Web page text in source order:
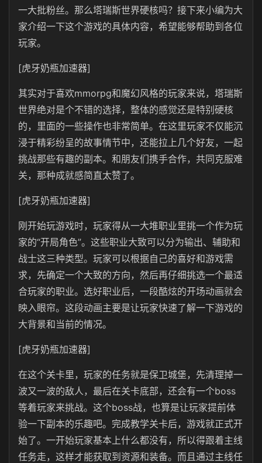
一大批粉丝。那么塔瑞斯世界硬核吗？接下来小编为大
家介绍一下这个游戏的具体内容，希望能够帮助到各位
玩家。
[虎牙奶瓶加速器]
其实对于喜欢mmorpg和魔幻风格的玩家来说，塔瑞斯
世界绝对是个不错的选择，整体的感觉还是特别硬核
的，里面的一些操作也非常简单。在这里玩家不仅能沉
浸于精彩纷呈的故事情节中，还能拉上几个好友，一起
挑战那些有趣的副本。和朋友们携手合作，共同克服难
关，那种成就感简直太赞了。
[虎牙奶瓶加速器]
刚开始玩游戏时，玩家得从一大堆职业里挑一个作为玩
家的“开局角色”。这些职业大致可以分为输出、辅助和
战士这三种类型。玩家可以根据自己的喜好和游戏需
求，先确定一个大致的方向，然后再仔细挑选一个最适
合玩家的职业。选好职业后，一段酷炫的开场动画就会
映入眼帘。这段动画主要是让玩家快速了解一下游戏的
大背景和当前的情况。
[虎牙奶瓶加速器]
在这个关卡里，玩家的任务就是保卫城堡，先清理掉一
波又一波的敌人，最后在关卡底部，还会有一个boss
等着玩家来挑战。这个boss战，也算是让玩家提前体
验一下副本的乐趣吧。完成教学关卡后，游戏就正式开
始了。一开始玩家基本上什么都没有，所以得跟着主线
任务走，这样才能获取到资源和装备。而且通过主线任